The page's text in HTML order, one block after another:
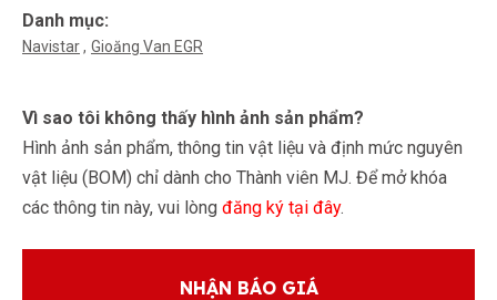
Danh mục:
Navistar Gioăng Van EGR
Vì sao tôi không thấy hình ảnh sản phẩm?
Hình ảnh sản phẩm, thông tin vật liệu và định mức nguyên
vật liệu (BOM) chỉ dành cho Thành viên MJ. Để mở khóa
các thông tin này, vui lòng đăng ký tại đây.
NHẬN BÁO GIÁ